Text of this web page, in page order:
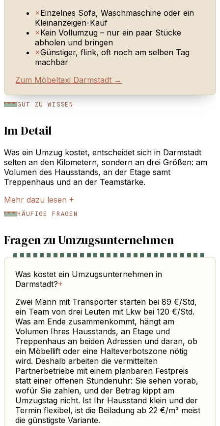
×Einzelnes Sofa, Waschmaschine oder ein
Kleinanzeigen-Kauf
×Kein Vollumzug – nur ein paar Stücke
abholen und bringen
×Günstiger, flink, oft noch am selben Tag
machbar
Zum Möbeltaxi Darmstadt →
GUT ZU WISSEN
Im Detail
Was ein Umzug kostet, entscheidet sich in Darmstadt
selten an den Kilometern, sondern an drei Größen: am
Volumen des Hausstands, an der Etage samt
Treppenhaus und an der Teamstärke.
Mehr dazu lesen +
HÄUFIGE FRAGEN
Fragen zu Umzugsunternehmen
Was kostet ein Umzugsunternehmen in
Darmstadt?+
Zwei Mann mit Transporter starten bei 89 €/Std,
ein Team von drei Leuten mit Lkw bei 120 €/Std.
Was am Ende zusammenkommt, hängt am
Volumen Ihres Hausstands, an Etage und
Treppenhaus an beiden Adressen und daran, ob
ein Möbellift oder eine Halteverbotszone nötig
wird. Deshalb arbeiten die vermittelten
Partnerbetriebe mit einem planbaren Festpreis
statt einer offenen Stundenuhr: Sie sehen vorab,
wofür Sie zahlen, und der Betrag kippt am
Umzugstag nicht. Ist Ihr Hausstand klein und der
Termin flexibel, ist die Beiladung ab 22 €/m³ meist
die günstigste Variante.